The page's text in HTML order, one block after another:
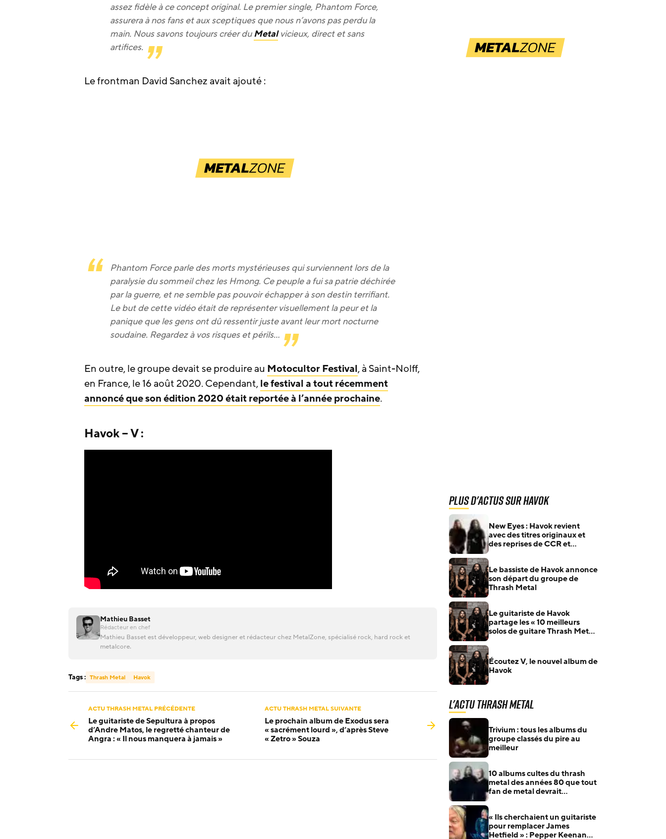
assez fidèle à ce concept original. Le premier single, Phantom Force,
assurera à nos fans et aux sceptiques que nous n’avons pas perdu la
main. Nous savons toujours créer duMetalvicieux, direct et sans
artifices.
Le frontman David Sanchez avait ajouté :
Phantom Force parle des morts mystérieuses qui surviennent lors de la
paralysie du sommeil chez les Hmong. Ce peuple a fui sa patrie déchirée
par la guerre, et ne semble pas pouvoir échapper à son destin terrifiant.
Le but de cette vidéo était de représenter visuellement la peur et la
panique que les gens ont dû ressentir juste avant leur mort nocturne
soudaine. Regardez à vos risques et périls…
En outre, le groupe devait se produire au Motocultor Festival, à Saint-Nolff,
en France, le 16 août 2020. Cependant,le festival a tout récemment
annoncé que son édition 2020 était reportée à l’année prochaine.
Havok – V :
Mathieu Basset
Rédacteur en chef
Mathieu Basset est développeur, web designer et rédacteur chez MetalZone, spécialisé rock, hard rock et
metalcore.
Tags : Thrash Metal Havok
ACTU THRASH METAL PRÉCÉDENTE
Le guitariste de Sepultura à propos
d’Andre Matos, le regretté chanteur de
Angra : « Il nous manquera à jamais »
ACTU THRASH METAL SUIVANTE
Le prochain album de Exodus sera
« sacrément lourd », d’après Steve
« Zetro » Souza
Plus d'actus sur Havok
New Eyes : Havok revient
avec des titres originaux et
des reprises de CCR et
Le bassiste de Havok annonce
son départ du groupe de
Thrash Metal
Le guitariste de Havok
partage les « 10 meilleurs
solos de guitare Thrash Metal
Écoutez V, le nouvel album de
Havok
L'actu Thrash Metal
Trivium : tous les albums du
groupe classés du pire au
meilleur
10 albums cultes du thrash
metal des années 80 que tout
fan de metal devrait
« Ils cherchaient un guitariste
pour remplacer James
Hetfield » : Pepper Keenan